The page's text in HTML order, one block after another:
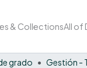
& CollectionsAll of
grado Gestión -